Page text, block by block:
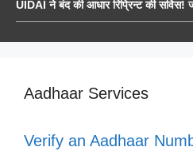
UIDAI ने बंद की आधार रिप्रिन्ट की
Aadhaar Services
Verify an Aadhaar